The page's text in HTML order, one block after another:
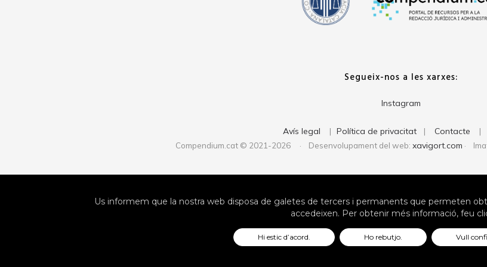
Segueix-nos a les xarxes:
Instagram
Avís legal | Política de privacitat | Contacte |
Compendium.cat © 2021-2026 · Desenvolupament del web: xavigort.com ·
Us informem que la nostra web disposa de galetes de tercers i permanents que permeten
accedeixen. Per obtenir més informació, feu
Hi estic d’acord. Ho rebutjo. Vull